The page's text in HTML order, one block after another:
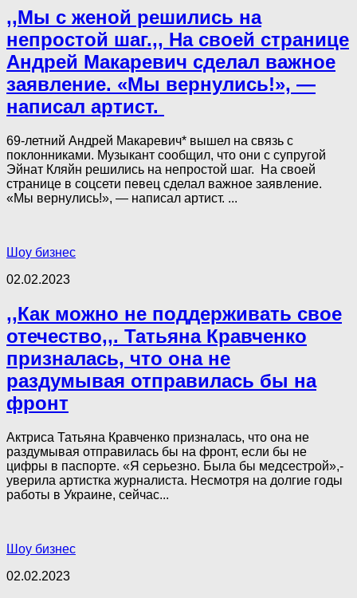
,,Мы с женой решились на
непростой шаг.,, На своей странице
Андрей Макаревич сделал важное
заявление. «Мы вернулись!», —
написал артист.
69-летний Андрей Макаревич* вышел на связь с
поклонниками. Музыкант сообщил, что они с супругой
Эйнат Кляйн решились на непростой шаг. На своей
странице в соцсети певец сделал важное заявление.
«Мы вернулись!», — написал артист. ...
Шоу бизнес
02.02.2023
,,Как можно не поддерживать свое
отечество,,. Татьяна Кравченко
призналась, что она не
раздумывая отправилась бы на
фронт
Актриса Татьяна Кравченко призналась, что она не
раздумывая отправилась бы на фронт, если бы не
цифры в паспорте. «Я серьезно. Была бы медсестрой»,-
уверила артистка журналиста. Несмотря на долгие годы
работы в Украине, сейчас...
Шоу бизнес
02.02.2023